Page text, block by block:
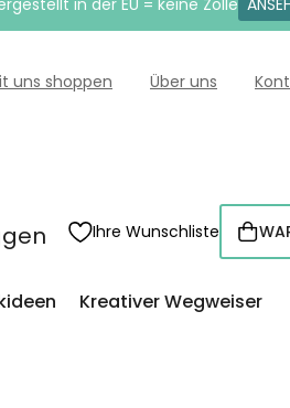
in der EU = keine Zölle
uns shoppen Über uns
Ihre Wunschliste
Kreativer Wegweiser